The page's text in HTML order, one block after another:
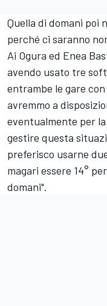
Quella di domani poi
perché ci saranno
Ai Ogura ed Enea
avendo usato tre
entrambe le gare
avremmo a
eventualmente per
gestire questa
preferisco usarne
magari essere 14°
domani".